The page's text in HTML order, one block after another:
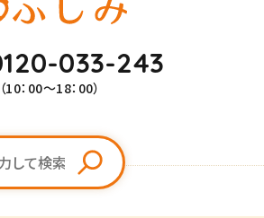
033-243
：00～18：00）